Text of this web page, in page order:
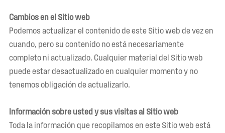
Cambios en el Sitio web
Podemos actualizar el contenido de este Sitio web de vez en
cuando, pero su contenido no está necesariamente
completo ni actualizado. Cualquier material del Sitio web
puede estar desactualizado en cualquier momento y no
tenemos obligación de actualizarlo.
Información sobre usted y sus visitas al Sitio web
Toda la información que recopilamos en este Sitio web está